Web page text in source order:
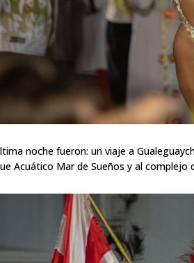
noche fueron: un viaje a
Acuático Mar de Sueños y al